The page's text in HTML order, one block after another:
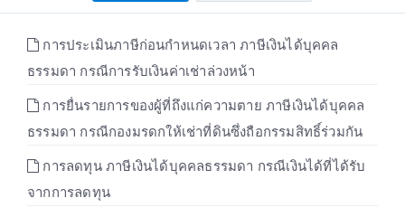
การประเมินภาษีก่อนกำหนดเวลา ภาษีเงินได้บุคคล
ธรรมดา กรณีการรับเงินค่าเช่าล่วงหน้า
การยื่นรายการของผู้ที่ถึงแก่ความตาย ภาษีเงินได้บุคคล
ธรรมดา กรณีกองมรดกให้เช่าที่ดินซึ่งถือกรรมสิทธิ์ร่วมกัน
การลดทุน ภาษีเงินได้บุคคลธรรมดา กรณีเงินได้ที่ได้รับ
จากการลดทุน